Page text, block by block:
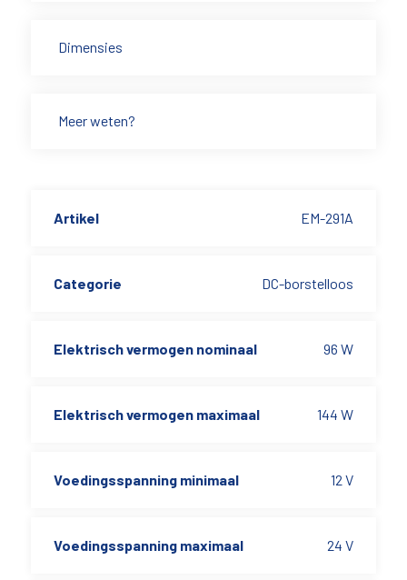
Dimensies
Meer weten?
Artikel EM-291A
Categorie DC-borstelloos
Elektrisch vermogen nominaal 96 W
Elektrisch vermogen maximaal 144 W
Voedingsspanning minimaal 12 V
Voedingsspanning maximaal 24 V